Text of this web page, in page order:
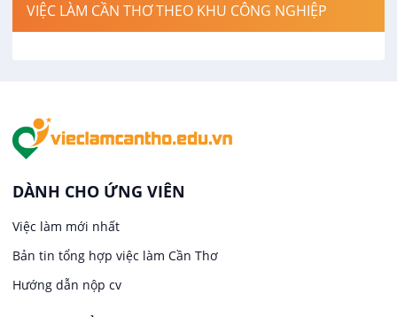
Hàng hải / Hàng không
In ấn / Xuất bản
Kế toán
Lái xe
Lao Động Phổ Thông
Việc làm tại Cái Khế
Việc làm tại An Bình
Việc làm tại Long Tuyền
Việc làm tại Hưng Phú
VIỆC LÀM CẦN THƠ THEO KHU CÔNG NGHIỆP
DÀNH CHO ỨNG VIÊN
Việc làm mới nhất
Bản tin tổng hợp việc làm Cần Thơ
Hướng dẫn nộp cv